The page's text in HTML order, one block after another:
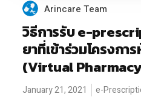
Arincare Team
วิธีการรับ e-
ยาที่เข้าร่วมโครงกา
(Virtual
January 21, 2021 e-